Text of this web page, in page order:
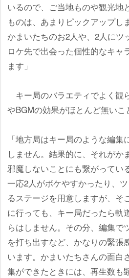
いるので、ご当地ものや観光地
ものは、あまりピックアップし
かまいたちのお2人や、2人にツ
ロケ先で出会った個性的なキャ
ます」
キー局のバラエティでよく観
BGMの効果がほとんど無いこ
「地方局はキー局のような編
しません。結果的に、それがか
邪魔しないことにも繋がってい
一応2人がボケやすかったり、
るステージを用意しますが、そ
に行っても、キー局だったら軌
らはしません。その分、編集で
を打ち出すなど、かなりの緊張
います。かまいたちさんの面白
集ができたときには、再生数も